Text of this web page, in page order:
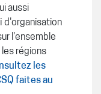
aussi
d'organisation
l'ensemble
régions
les
faites au